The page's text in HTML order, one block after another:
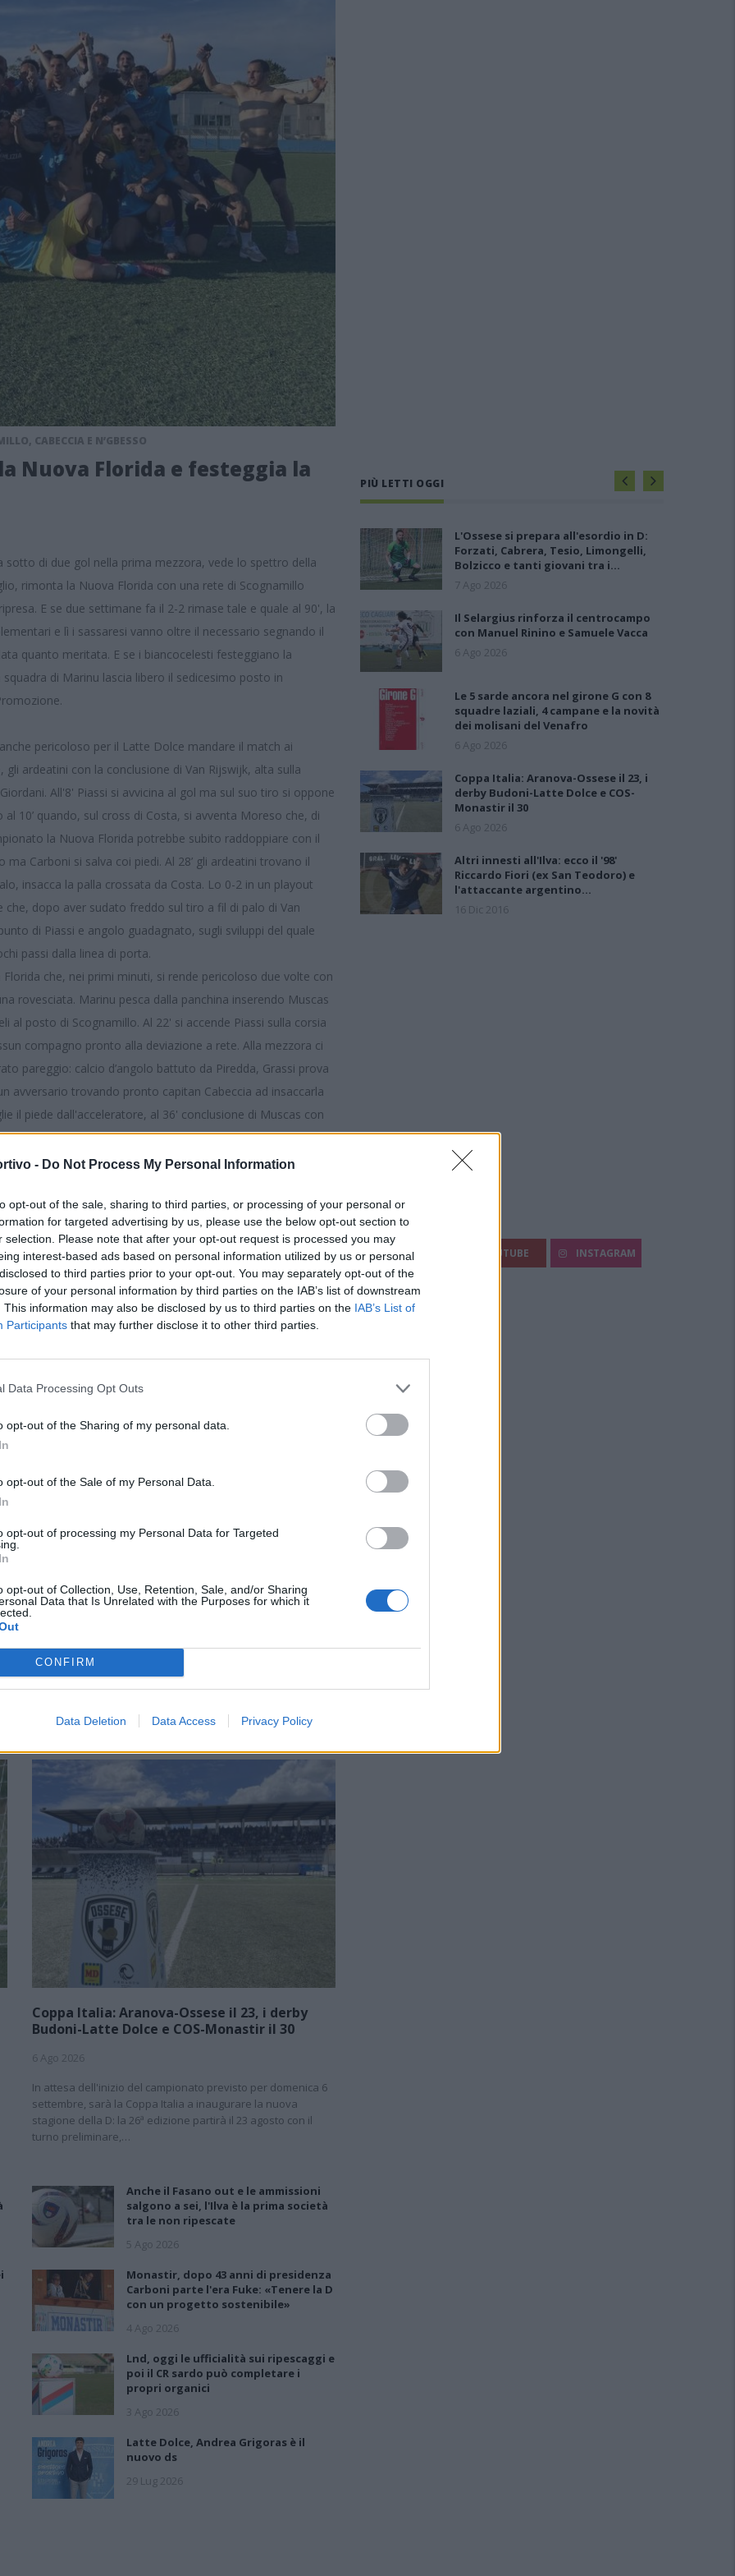
- Do Not Process My Personal Information
opt-out of the sale, sharing to third parties, or processing of your personal or
for targeted advertising by us, please use the below opt-out section to
selection. Please note that after your opt-out request is processed you may
interest-based ads based on personal information utilized by us or personal
to third parties prior to your opt-out. You may separately opt-out of the
of your personal information by third parties on the IAB’s list of downstream
This information may also be disclosed by us to third parties on the IAB’s List of
Participants that may further disclose it to other third parties.
Data Processing Opt Outs
opt-out of the Sharing of my personal data.
opt-out of the Sale of my Personal Data.
opt-out of processing my Personal Data for Targeted
opt-out of Collection, Use, Retention, Sale, and/or Sharing
Data that Is Unrelated with the Purposes for which it
CONFIRM
Data Deletion Data Access Privacy Policy
CABECCIA E N’GBESSO
Nuova Florida e festeggia la
di due gol nella prima mezzora, vede lo spettro della
rimonta la Nuova Florida con una rete di Scognamillo
E se due settimane fa il 2-2 rimase tale e quale al 90', la
e lì i sassaresi vanno oltre il necessario segnando il
quanto meritata. E se i biancocelesti festeggiano la
di Marinu lascia libero il sedicesimo posto in
pericoloso per il Latte Dolce mandare il match ai
ardeatini con la conclusione di Van Rijswijk, alta sulla
All'8' Piassi si avvicina al gol ma sul suo tiro si oppone
10’ quando, sul cross di Costa, si avventa Moreso che, di
la Nuova Florida potrebbe subito raddoppiare con il
Carboni si salva coi piedi. Al 28’ gli ardeatini trovano il
insacca la palla crossata da Costa. Lo 0-2 in un playout
dopo aver sudato freddo sul tiro a fil di palo di Van
di Piassi e angolo guadagnato, sugli sviluppi del quale
passi dalla linea di porta.
che, nei primi minuti, si rende pericoloso due volte con
rovesciata. Marinu pesca dalla panchina inserendo Muscas
al posto di Scognamillo. Al 22' si accende Piassi sulla corsia
compagno pronto alla deviazione a rete. Alla mezzora ci
pareggio: calcio d’angolo battuto da Piredda, Grassi prova
avversario trovando pronto capitan Cabeccia ad insaccarla
il piede dall'acceleratore, al 36' conclusione di Muscas con
parato da Giordani.
la salvezza ma il passo in avanti lo deve fare la Nuova
i sassaresi provano a sfruttare un altro calcio d'angolo
Negli ultimi 15’ i biancocelesti mettono il sigillo alla
a N’Gbesso che, a tu per tu con Giordani, sigla il gol del
dei biancocelesti.
Mureddu (14’ st Muscas), Piga (14’ st Piredda), Saba, Grassi
(46’ st Pireddu). A disp. Riu, Orlando, Olivera, Pilo. All.
Bruno, Moreso (39’ st Barba), Van Rijswijk, A. Costa (25’ st
Chang Sang). A disp. Gasbarra, Ortu, Pinto, Mancino. All.
st Cabeccia, 10’ sts N’Gbesso
Ammoniti: Grassi, Costa, Piga, Miola, Saba, Mauro, Bruno,
Recupero: 2' + 6'
Coppa Italia: Aranova-Ossese il 23, i derby
Budoni-Latte Dolce e COS-Monastir il 30
6 Ago 2026
In attesa dell'inizio del campionato previsto per domenica 6
settembre, sarà la Coppa Italia a inaugurare la nuova
stagione della D: la 26ª edizione partirà il 23 agosto con il
turno preliminare,…
Anche il Fasano out e le ammissioni
salgono a sei, l'Ilva è la prima società
tra le non ripescate
5 Ago 2026
Monastir, dopo 43 anni di presidenza
Carboni parte l'era Fuke: «Tenere la D
con un progetto sostenibile»
4 Ago 2026
Lnd, oggi le ufficialità sui ripescaggi e
poi il CR sardo può completare i
propri organici
3 Ago 2026
Latte Dolce, Andrea Grigoras è il
nuovo ds
29 Lug 2026
PIÙ LETTI OGGI
L'Ossese si prepara all'esordio in D:
Forzati, Cabrera, Tesio, Limongelli,
Bolzicco e tanti giovani tra i…
7 Ago 2026
Il Selargius rinforza il centrocampo
con Manuel Rinino e Samuele Vacca
6 Ago 2026
Le 5 sarde ancora nel girone G con 8
squadre laziali, 4 campane e la novità
dei molisani del Venafro
6 Ago 2026
Coppa Italia: Aranova-Ossese il 23, i
derby Budoni-Latte Dolce e COS-
Monastir il 30
6 Ago 2026
Altri innesti all'Ilva: ecco il '98'
Riccardo Fiori (ex San Teodoro) e
l'attaccante argentino…
16 Dic 2016
Segui Diario Sportivo:
FACEBOOK YOUTUBE INSTAGRAM